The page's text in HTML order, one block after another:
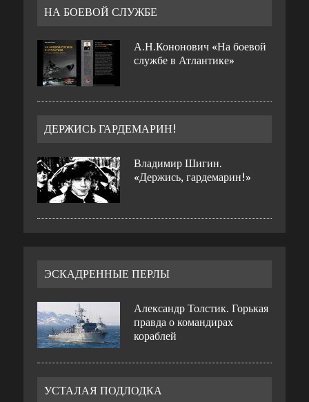
НА БОЕВОЙ СЛУЖБЕ
А.Н.Кононович «На боевой
службе в Атлантике»
ДЕРЖИСЬ ГАРДЕМАРИН!
Владимир Шигин.
«Держись, гардемарин!»
ЭСКАДРЕННЫЕ ПЕРЛЫ
Александр Толстик. Горькая
правда о командирах
кораблей
УСТАЛАЯ ПОДЛОДКА